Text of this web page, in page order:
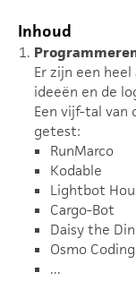
Inhoud
Er zijn een
ideeën en de
Een vijf-tal van
getest:
RunMarco
Kodable
Lightbot
Cargo-Bot
Daisy the
Osmo Coding
...